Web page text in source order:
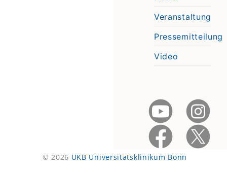
Veranstaltung
Pressemitteilung
Video
© 2026 UKB Universitätsklinikum Bonn